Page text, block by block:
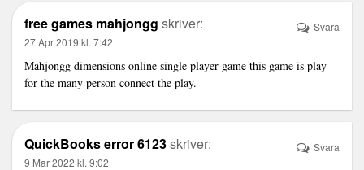
free games mahjongg skriver:
27 Apr 2019 kl. 7:42
Mahjongg dimensions online single player game this game is play
for the many person connect the play.
Svara
QuickBooks error 6123skriver:
9 Mar 2022 kl. 9:02
Svara